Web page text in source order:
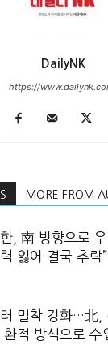
DailyNK
https://
MORE FROM
, 南 방향으로
잃어 결국 추락”
밀착 강화…北,
환적 방식으로 수